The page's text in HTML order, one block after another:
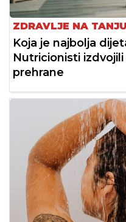
ZDRAVLJE NA
Koja je najbolja
Nutricionisti
prehrane